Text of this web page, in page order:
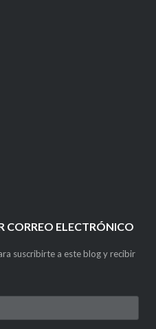
CORREO ELECTRÓNICO
suscribirte a este blog y recibir